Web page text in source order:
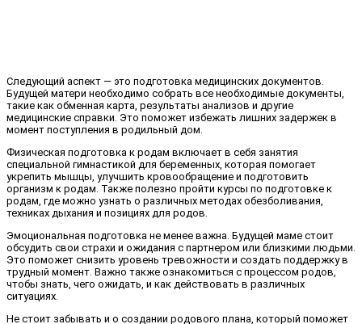
Следующий аспект — это подготовка медицинских документов.
Будущей матери необходимо собрать все необходимые документы,
такие как обменная карта, результаты анализов и другие
медицинские справки. Это поможет избежать лишних задержек в
момент поступления в родильный дом.
Физическая подготовка к родам включает в себя занятия
специальной гимнастикой для беременных, которая помогает
укрепить мышцы, улучшить кровообращение и подготовить
организм к родам. Также полезно пройти курсы по подготовке к
родам, где можно узнать о различных методах обезболивания,
техниках дыхания и позициях для родов.
Эмоциональная подготовка не менее важна. Будущей маме стоит
обсудить свои страхи и ожидания с партнером или близкими людьми.
Это поможет снизить уровень тревожности и создать поддержку в
трудный момент. Важно также ознакомиться с процессом родов,
чтобы знать, чего ожидать, и как действовать в различных
ситуациях.
Не стоит забывать и о создании родового плана, который поможет